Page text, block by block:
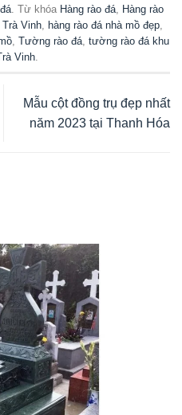
. Từ khóa Hàng rào đá, Hàng rào
Trà Vinh, hàng rào đá nhà mồ đẹp,
, Tường rào đá, tường rào đá khu
Vinh.
Mẫu cột đồng trụ đẹp nhất
năm 2023 tại Thanh Hóa